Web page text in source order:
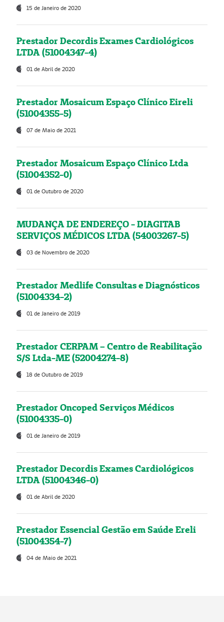
15 de Janeiro de 2020
Prestador Decordis Exames Cardiológicos
LTDA (51004347-4)
01 de Abril de 2020
Prestador Mosaicum Espaço Clínico Eireli
(51004355-5)
07 de Maio de 2021
Prestador Mosaicum Espaço Clínico Ltda
(51004352-0)
01 de Outubro de 2020
MUDANÇA DE ENDEREÇO - DIAGITAB
SERVIÇOS MÉDICOS LTDA (54003267-5)
03 de Novembro de 2020
Prestador Medlife Consultas e Diagnósticos
(51004334-2)
01 de Janeiro de 2019
Prestador CERPAM – Centro de Reabilitação
S/S Ltda-ME (52004274-8)
18 de Outubro de 2019
Prestador Oncoped Serviços Médicos
(51004335-0)
01 de Janeiro de 2019
Prestador Decordis Exames Cardiológicos
LTDA (51004346-0)
01 de Abril de 2020
Prestador Essencial Gestão em Saúde Ereli
(51004354-7)
04 de Maio de 2021